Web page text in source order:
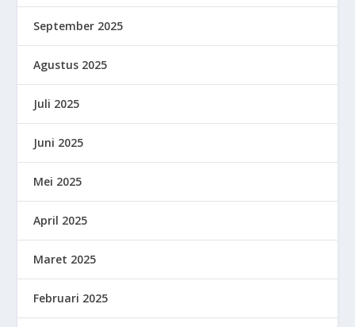
September 2025
Agustus 2025
Juli 2025
Juni 2025
Mei 2025
April 2025
Maret 2025
Februari 2025